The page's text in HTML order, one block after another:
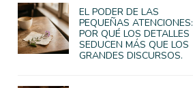
EL PODER DE LAS
PEQUEÑAS ATENCIONES:
POR QUÉ LOS DETALLES
SEDUCEN MÁS QUE LOS
GRANDES DISCURSOS.